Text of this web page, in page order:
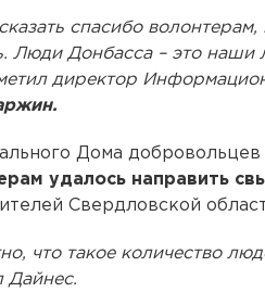
спасибо волонтерам,
Люди Донбасса – это
директор
Дома добровольцев
удалось направить
Свердловской
что такое количество
Дайнес.